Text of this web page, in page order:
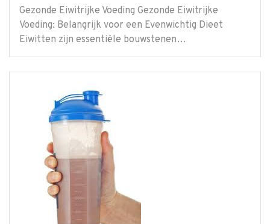
Gezonde Eiwitrijke Voeding Gezonde Eiwitrijke
Voeding: Belangrijk voor een Evenwichtig Dieet
Eiwitten zijn essentiële bouwstenen…